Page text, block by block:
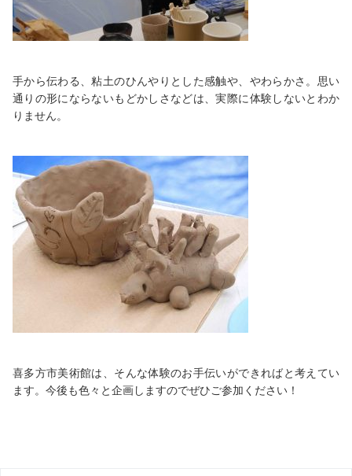
手から伝わる、粘土のひんやりとした感触や、やわらかさ。思い
通りの形にならないもどかしさなどは、実際に体験しないとわか
りません。
喜多方市美術館は、そんな体験のお手伝いができればと考えてい
ます。今後も色々と企画しますのでぜひご参加ください！